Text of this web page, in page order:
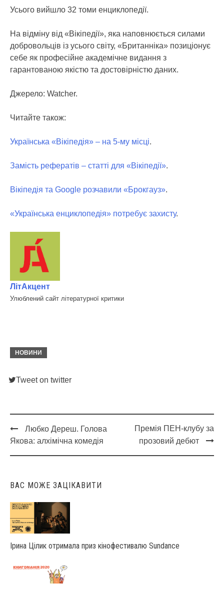
Усього вийшло 32 томи енциклопедії.
На відміну від «Вікіпедії», яка наповнюється силами
добровольців із усього світу, «Британніка» позиціонує
себе як професійне академічне видання з
гарантованою якістю та достовірністю даних.
Джерело: Watcher.
Читайте також:
Українська «Вікіпедія» – на 5-му місці.
Замість рефератів – статті для «Вікіпедії».
Вікіпедія та Google розчавили «Брокгауз».
«Українська енциклопедія» потребує захисту.
ЛітАкцент
Улюблений сайт літературної критики
НОВИНИ
Tweet on twitter
Post
navigation
Любко Дереш. Голова
Якова: алхімічна комедія
Премія ПЕН-клубу за
прозовий дебют
ВАС МОЖЕ ЗАЦІКАВИТИ
Ірина Цілик отримала приз кінофестивалю Sundance